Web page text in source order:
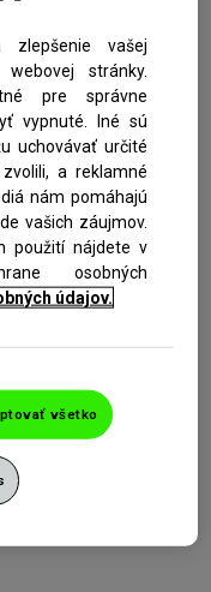
vrstvu zubu
k tomu, aby sa časom
Junior má
účinkami erózie
do 12 rokov. Zubná
oslabenú sklovinu a
zubným kazom, pri
zlepšenie vašej
stránky.
pre správne
vypnuté. Iné sú
uchovávať určité
a reklamné
nám pomáhajú
vašich záujmov.
použití nájdete v
osobných
údajov.
všetko